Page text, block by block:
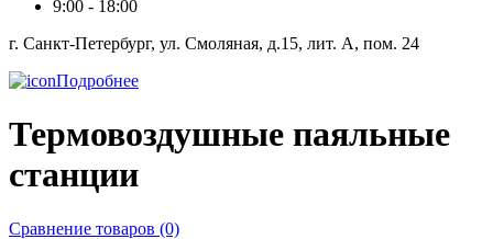
9:00 - 18:00
г. Санкт-Петербург, ул. Смоляная, д.15, лит. А, пом. 24
Подробнее
Термовоздушные паяльные
станции
Сравнение товаров (0)